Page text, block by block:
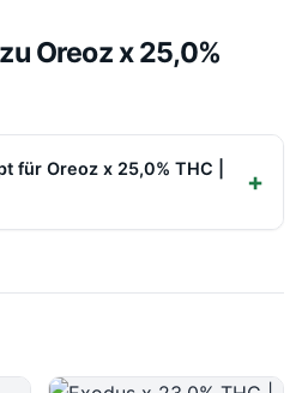
Oreoz x 25,0%
für Oreoz x 25,0% THC |